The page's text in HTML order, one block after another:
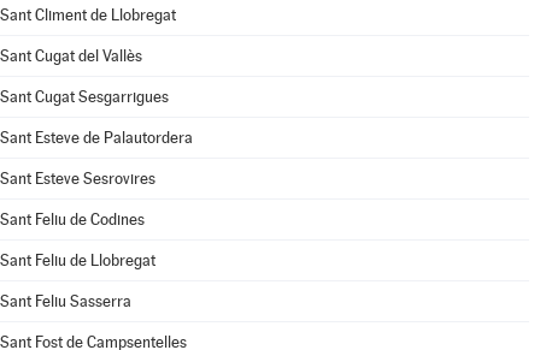
Sant Climent de Llobregat
Sant Cugat del Vallès
Sant Cugat Sesgarrigues
Sant Esteve de Palautordera
Sant Esteve Sesrovires
Sant Feliu de Codines
Sant Feliu de Llobregat
Sant Feliu Sasserra
Sant Fost de Campsentelles